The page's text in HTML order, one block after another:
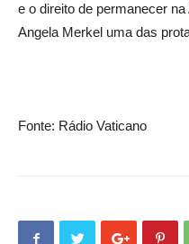
e o direito de permanecer
Angela Merkel uma das
Fonte: Rádio Vaticano